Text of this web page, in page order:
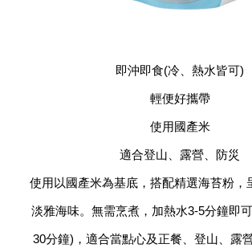
即沖即食(冷、熱水皆可)
輕便好攜帶
使用國產米
適合登山、露營、防災
使用以國產米為基底，搭配精選海苔粉，
淡雅海味。無需烹煮，加熱水3-5分鐘即
30分鐘)，適合當點心及正餐、登山、露